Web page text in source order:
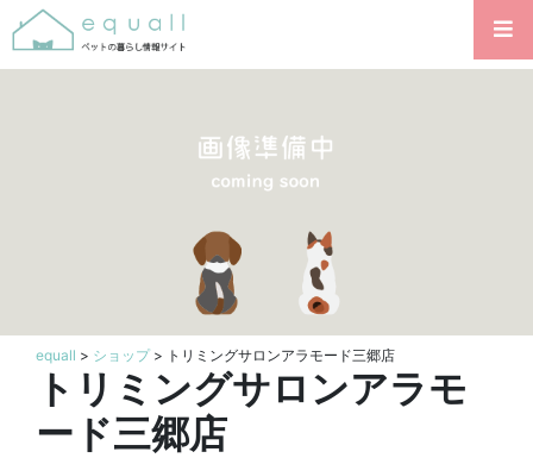
equall > ショップ> トリミングサロンアラモード三郷店
トリミングサロンアラモ
ード三郷店